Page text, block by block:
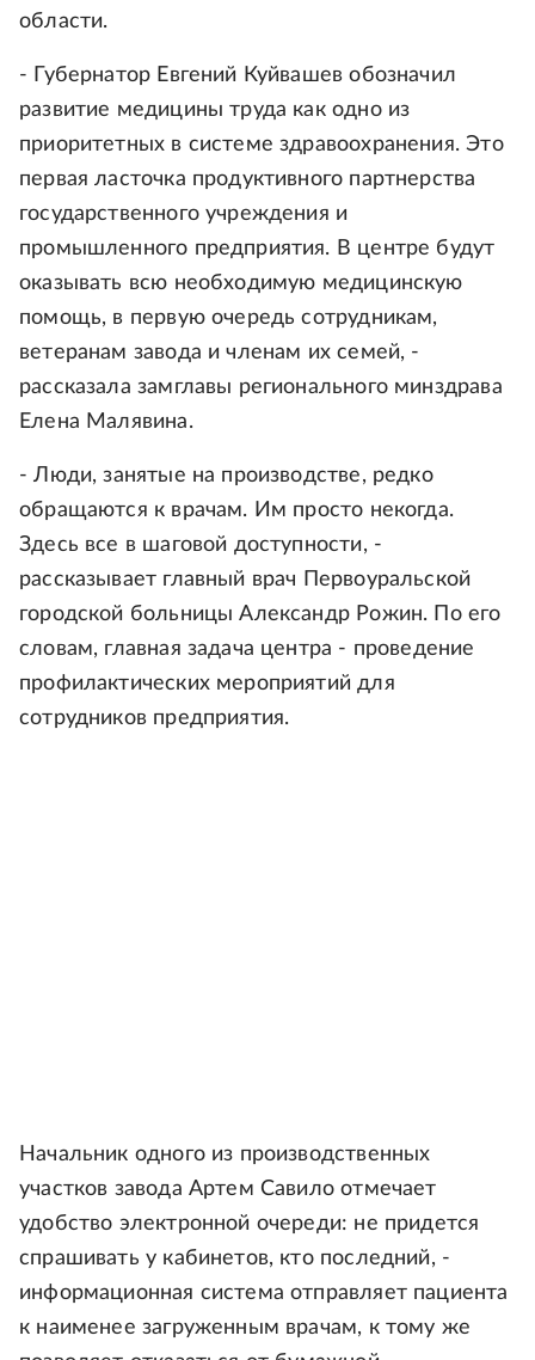
области.
- Губернатор Евгений Куйвашев обозначил
развитие медицины труда как одно из
приоритетных в системе здравоохранения. Это
первая ласточка продуктивного партнерства
государственного учреждения и
промышленного предприятия. В центре будут
оказывать всю необходимую медицинскую
помощь, в первую очередь сотрудникам,
ветеранам завода и членам их семей, -
рассказала замглавы регионального минздрава
Елена Малявина.
- Люди, занятые на производстве, редко
обращаются к врачам. Им просто некогда.
Здесь все в шаговой доступности, -
рассказывает главный врач Первоуральской
городской больницы Александр Рожин. По его
словам, главная задача центра - проведение
профилактических мероприятий для
сотрудников предприятия.
Начальник одного из производственных
участков завода Артем Савило отмечает
удобство электронной очереди: не придется
спрашивать у кабинетов, кто последний, -
информационная система отправляет пациента
к наименее загруженным врачам, к тому же